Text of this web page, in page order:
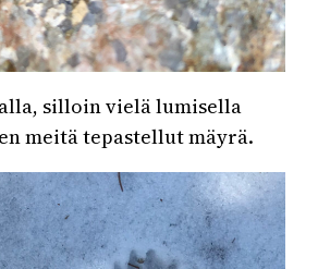
silloin vielä lumisella
meitä tepastellut mäyrä.